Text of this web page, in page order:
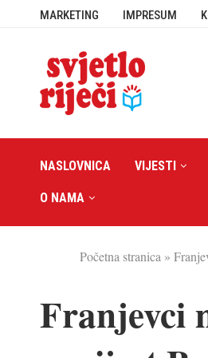
MARKETING IMPRESUM
NASLOVNICA VIJESTI
O NAMA
Početna stranica »
Franjevci